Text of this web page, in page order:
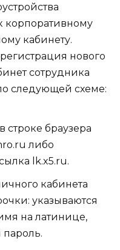
корпоративному
кабинету.
нового
сотрудника
следующей схеме:
строке браузера
либо
lk.x5.ru.
кабинета
указываются
на латинице,